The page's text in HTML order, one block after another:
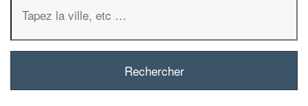
✕
Vous êtes un
professionnel ?